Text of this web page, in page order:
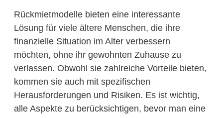
Rückmietmodelle bieten eine interessante
Lösung für viele ältere Menschen, die ihre
finanzielle Situation im Alter verbessern
möchten, ohne ihr gewohnten Zuhause zu
verlassen. Obwohl sie zahlreiche Vorteile bieten,
kommen sie auch mit spezifischen
Herausforderungen und Risiken. Es ist wichtig,
alle Aspekte zu berücksichtigen, bevor man eine